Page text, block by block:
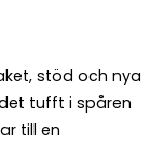
stöd och nya
tufft i spåren
till en